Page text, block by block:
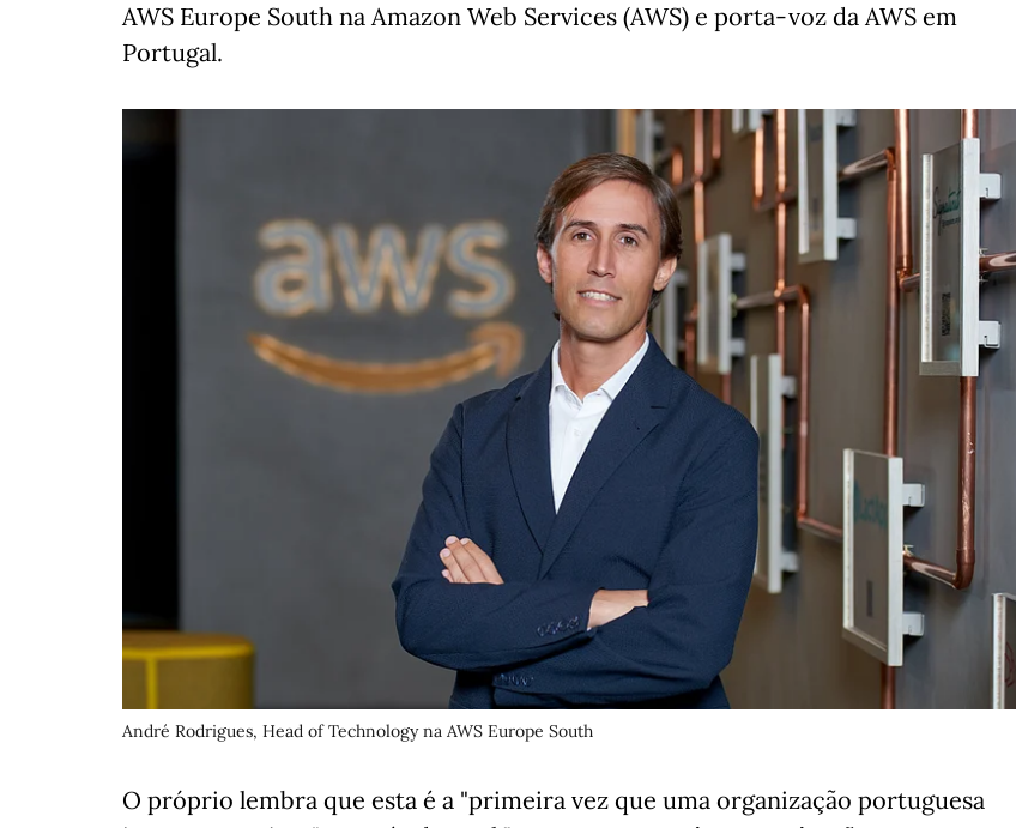
AWS Europe South na Amazon Web Services (AWS) e porta-voz da AWS em
Portugal.
André Rodrigues, Head of Technology na AWS Europe South
O próprio lembra que esta é a "primeira vez que uma organização portuguesa